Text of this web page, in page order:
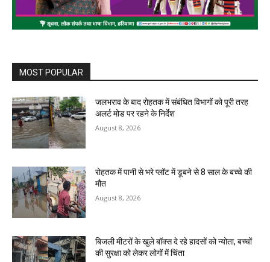
MOST POPULAR
जलभराव के बाद रोहतक में संबंधित विभागों को पूरी तरह
अलर्ट मोड पर रहने के निर्देश
August 8, 2026
रोहतक में पानी से भरे प्लॉट में डूबने से 8 साल के बच्चे की
मौत
August 8, 2026
बिजली मीटरों के खुले बॉक्स दे रहे हादसों को न्योता, बच्चों
की सुरक्षा को लेकर लोगों में चिंता